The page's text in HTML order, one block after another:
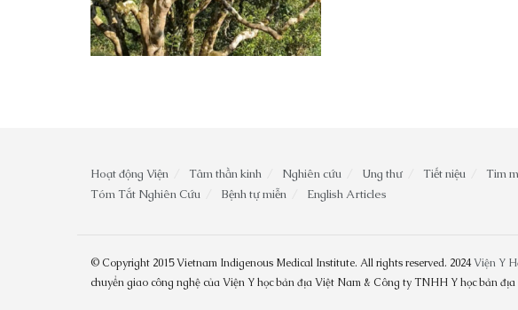
Hoạt động Viện Tâm thần kinh Nghiên cứu Ung thư Tiết niệu Tim
Tóm Tắt Nghiên Cứu
Bệnh tự miễn English Articles
© Copyright 2015 Vietnam Indigenous Medical Institute. All rights reserved. 2024Viện Y
chuyển giao công nghệ của Viện Y học bản địa Việt Nam & Công ty TNHH Y học bản